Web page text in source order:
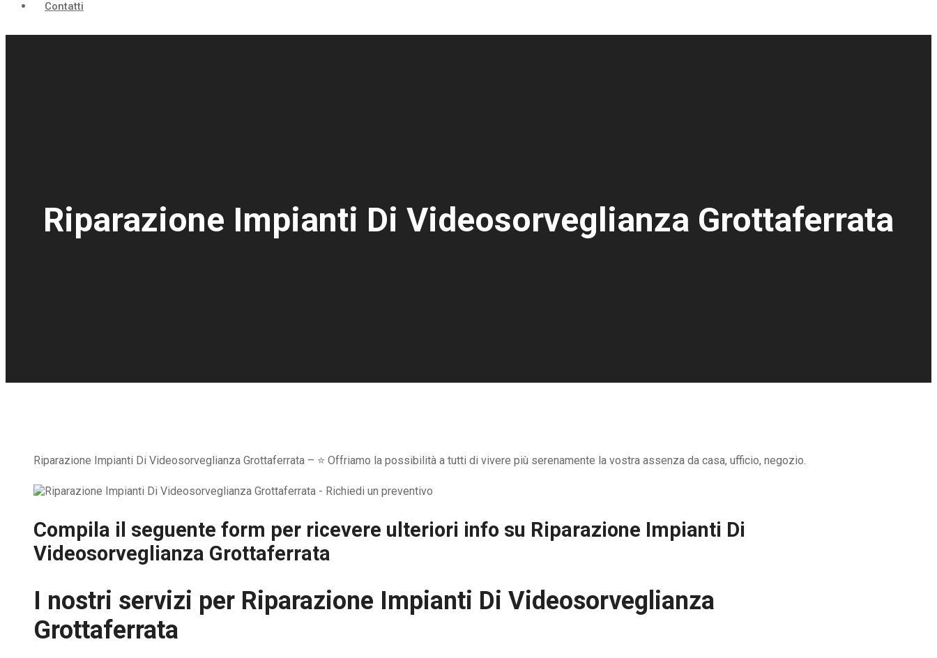
Contatti
Riparazione Impianti Di Videosorveglianza Grottaferrata
Riparazione Impianti Di Videosorveglianza Grottaferrata – ⭐ Offriamo la possibilità a tutti di vivere più serenamente la vostra assenza da casa, ufficio, negozio.
Compila il seguente form per ricevere ulteriori info su Riparazione Impianti Di
Videosorveglianza Grottaferrata
I nostri servizi per Riparazione Impianti Di Videosorveglianza
Grottaferrata